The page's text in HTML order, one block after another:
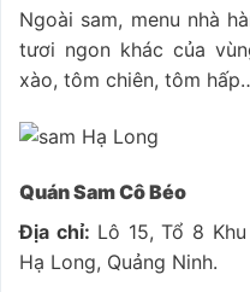
Ngoài sam, menu nhà
tươi ngon khác của
xào, tôm chiên, tôm
Quán Sam Cô Béo
Địa chỉ: Lô 15, Tổ 8
Hạ Long, Quảng Ninh.